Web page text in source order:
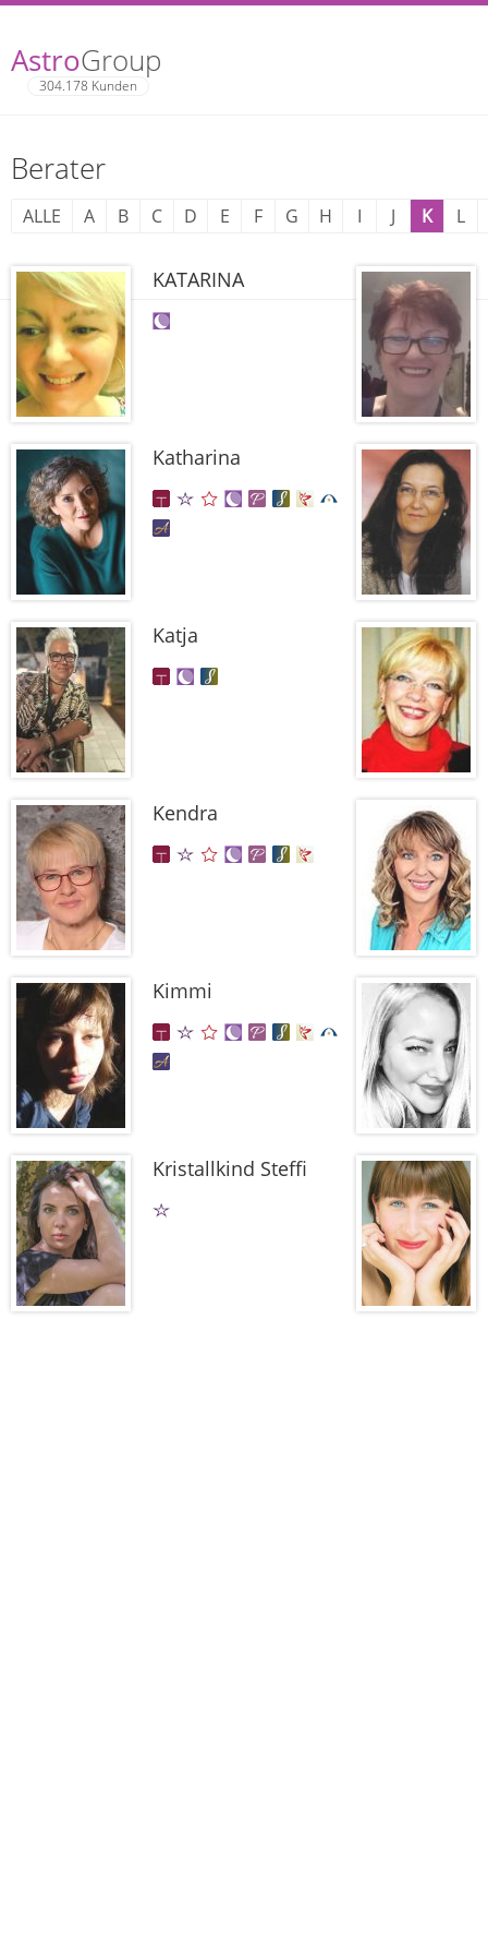
AstroGroup
304.178 Kunden
Berater
ALLE A B C D E F G H I J K L
KATARINA
Katharina
Katja
Kendra
Kimmi
Kristallkind Steffi